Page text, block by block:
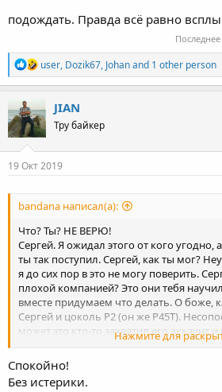
подождать. Правда всё равно
R
e
a
t
i
o
n
s
user, Dozik67, Johanand 1 other person
JIAN
Тру байкер
19 Окт 2019
bandana написал(а):
Что? Ты? НЕ ВЕРЮ!
Сергей. Я ожидал этого от кого угодно,
ты так поступил. Сергей, как ты мог?
я до сих пор в это не могу поверить.
плохой компанией? Это они тебя
вместе придумаем что делать. О боже,
Сергей и цоколь Р2 (он же P45T).
может это кто-то захватил его аккаунт
измывается? Нужно подождать. Правда
Посмотреть вложение 9917
Нажмите для
Спокойно!
Без истерики.